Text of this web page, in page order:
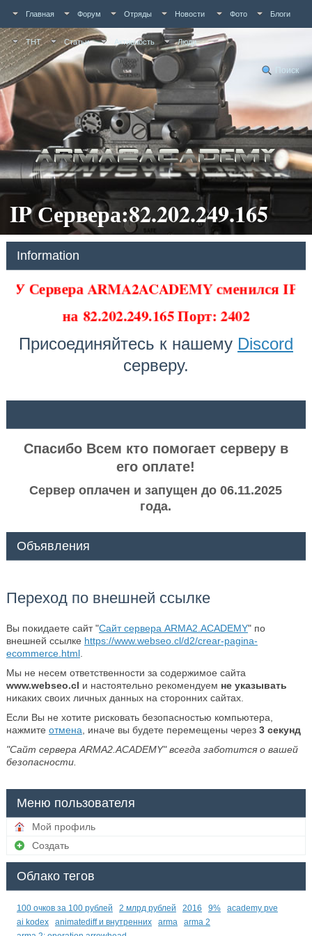
Главная Форум Отряды Новости Фото Блоги
ТНТ Статьи Активность Люди
Поиск
IP Сервера:82.202.249.165
Information
У Сервера ARMA2ACADEMY сменился IP
на82.202.249.165 Порт: 2402
Присоединяйтесь к нашему Discord
серверу.
Спасибо Всем кто помогает серверу в
его оплате!
Сервер оплачен и запущен до 06.11.2025
года.
Объявления
Переход по внешней ссылке
Вы покидаете сайт "Сайт сервера ARMA2.ACADEMY" по
внешней ссылке https://www.webseo.cl/d2/crear-pagina-
ecommerce.html.
Мы не несем ответственности за содержимое сайта
www.webseo.cl и настоятельно рекомендуем не указывать
никаких своих личных данных на сторонних сайтах.
Если Вы не хотите рисковать безопасностью компьютера,
нажмите отмена , иначе вы будете перемещены через 3секунд
"Сайт сервера ARMA2.ACADEMY" всегда заботится о вашей
безопасности.
Меню пользователя
Мой профиль
Создать
Облако тегов
100 очков за 100 рублей 2 млрд рублей 2016 9%
academy pve
ai kodex
animatediff и внутренних arma
arma 2